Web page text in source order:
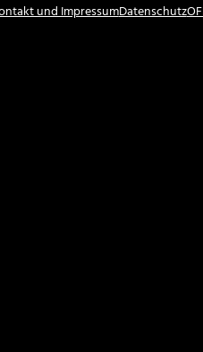
und ImpressumDatenschutz